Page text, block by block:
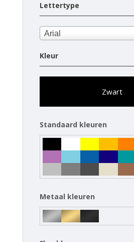
Lettertype
Arial
Kleur
Zwart
Standaard kleuren
Metaal kleuren